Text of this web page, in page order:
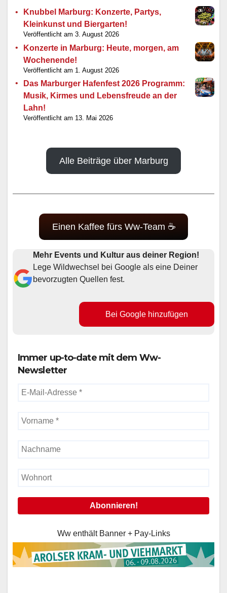
Knubbel Marburg: Konzerte, Partys,
Kleinkunst und Biergarten!
3. August 2026
Konzerte in Marburg: Heute, morgen, am
Wochenende!
1. August 2026
Das Marburger Hafenfest 2026 Programm:
Musik, Kirmes und Lebensfreude an der
Lahn!
13. Mai 2026
Alle Beiträge über Marburg
Einen Kaffee fürs Ww-Team ☕
Mehr Events und Kultur aus deiner Region!
Lege Wildwechsel bei Google als eine Deiner
bevorzugten Quellen fest.
Bei Google hinzufügen
Immer up-to-date mit dem Ww-
Newsletter
Ww enthält Banner + Pay-Links